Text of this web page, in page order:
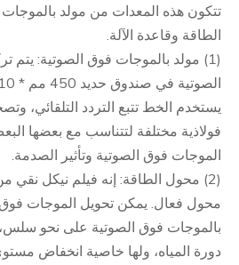
تتكون هذه المعدات من مولد
الطاقة وقاعدة الآلة.
(1) مولد بالموجات فوق الصوتية: يتم
يستخدم الخط تتبع التردد التلقائي،
فولاذية مختلفة لتتناسب مع بعضها
الموجات فوق الصوتية وتأثير الصدمة.
(2) محول الطاقة: إنه فيلم نيكل نقي من
محول فعال. يمكن تحويل الموجات
بالموجات فوق الصوتية على نحو سلس،
دورة المياه، ولها خاصية انخفاض